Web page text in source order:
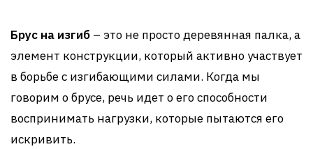
Брус на изгиб – это не просто деревянная палка, а
элемент конструкции, который активно участвует
в борьбе с изгибающими силами. Когда мы
говорим о брусе, речь идет о его способности
воспринимать нагрузки, которые пытаются его
искривить.